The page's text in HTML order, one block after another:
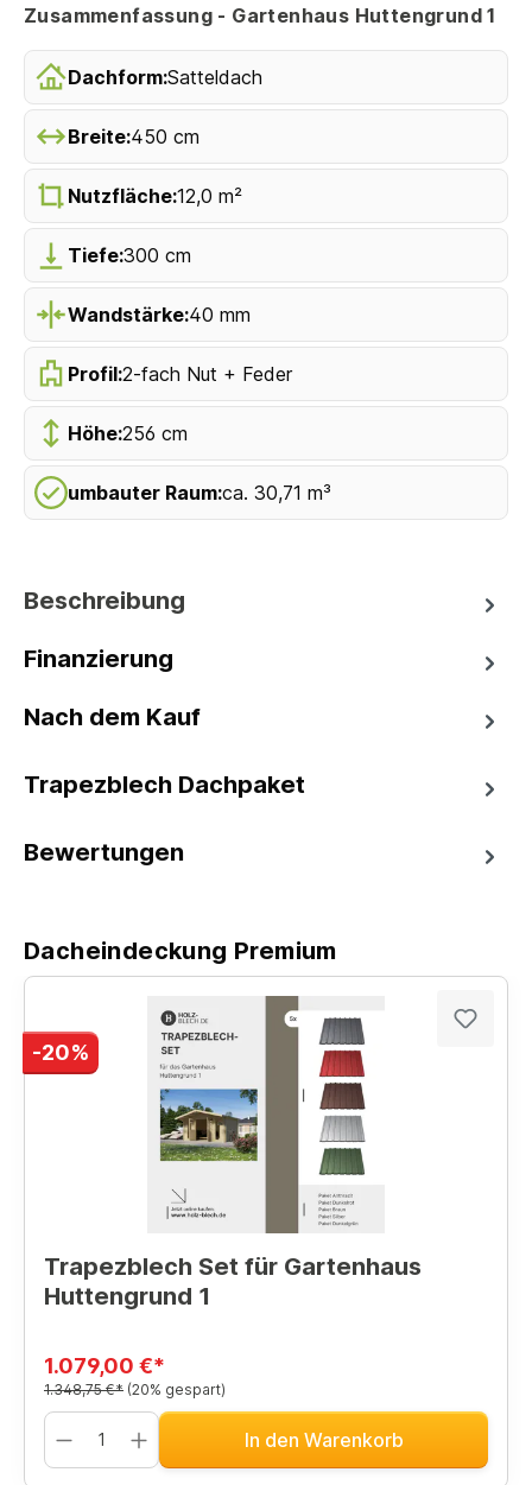
Zusammenfassung - Gartenhaus Huttengrund 1
Dachform:Satteldach
Breite:450 cm
Nutzfläche:12,0 m²
Tiefe:300 cm
Wandstärke:40 mm
Profil:2-fach Nut + Feder
Höhe:256 cm
umbauter Raum:ca. 30,71 m³
Beschreibung
Finanzierung
Nach dem Kauf
Trapezblech Dachpaket
Bewertungen
Dacheindeckung Premium
-20%
Trapezblech Set für Gartenhaus
Huttengrund 1
1.079,00 €*
1.348,75 €* (20% gespart)
In den Warenkorb